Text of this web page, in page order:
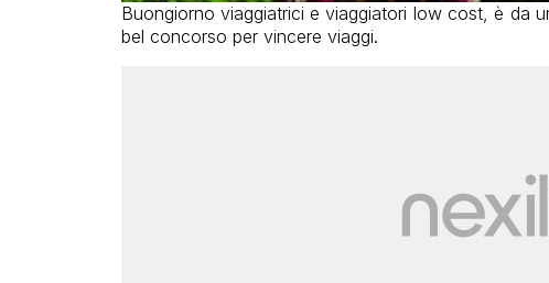
Buongiorno viaggiatrici e viaggiatori low cost, è da
bel concorso per vincere viaggi.